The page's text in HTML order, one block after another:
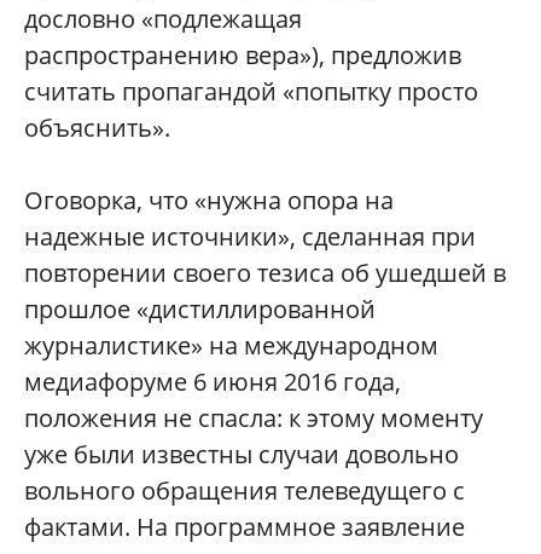
дословно «подлежащая
распространению вера»), предложив
считать пропагандой «попытку просто
объяснить».
Оговорка, что «нужна опора на
надежные источники», сделанная при
повторении своего тезиса об ушедшей в
прошлое «дистиллированной
журналистике» на международном
медиафоруме 6 июня 2016 года,
положения не спасла: к этому моменту
уже были известны случаи довольно
вольного обращения телеведущего с
фактами. На программное заявление